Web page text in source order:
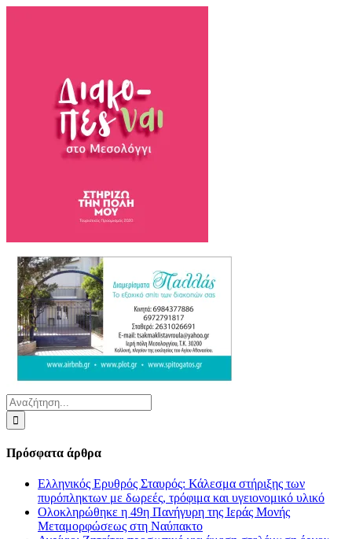
Αναζήτηση
για:
Πρόσφατα άρθρα
Ελληνικός Ερυθρός Σταυρός: Κάλεσμα στήριξης των
πυρόπληκτων με δωρεές, τρόφιμα και υγειονομικό υλικό
Ολοκληρώθηκε η 49η Πανήγυρη της Ιεράς Μονής
Μεταμορφώσεως στη Ναύπακτο